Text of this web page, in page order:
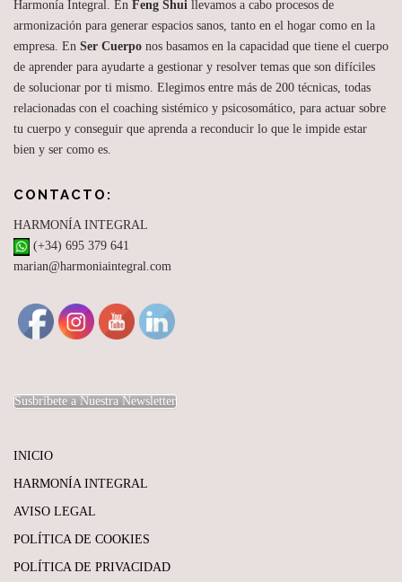
e
e
n
t
r
a
a
Harmonía Integral. En Feng Shui llevamos a cabo procesos de
armonización para generar espacios sanos, tanto en el hogar como en la
empresa. En Ser Cuerpo nos basamos en la capacidad que tiene el cuerpo
de aprender para ayudarte a gestionar y resolver temas que son difíciles
de solucionar por ti mismo. Elegimos entre más de 200 técnicas, todas
relacionadas con el coaching sistémico y psicosomático, para actuar sobre
tu cuerpo y conseguir que aprenda a reconducir lo que le impide estar
bien y ser como es.
CONTACTO:
HARMONÍA INTEGRAL
(+34) 695 379 641
marian@harmoniaintegral.com
Susbríbete a Nuestra Newsletter
INICIO
HARMONÍA INTEGRAL
AVISO LEGAL
POLÍTICA DE COOKIES
POLÍTICA DE PRIVACIDAD